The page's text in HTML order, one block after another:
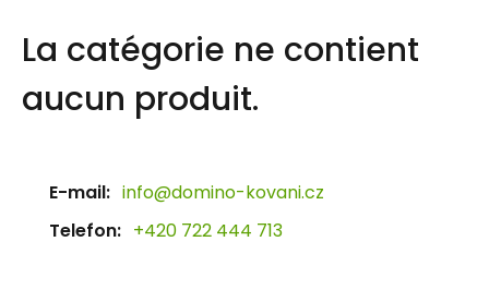
La catégorie ne contient
aucun produit.
E-mail: info@domino-kovani.cz
Telefon: +420 722 444 713